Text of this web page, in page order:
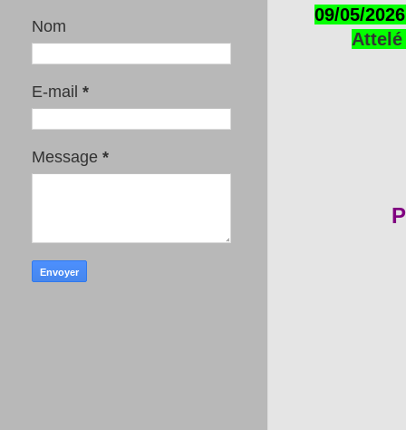
09/05/
Attelé
Nom
E-mail *
Message *